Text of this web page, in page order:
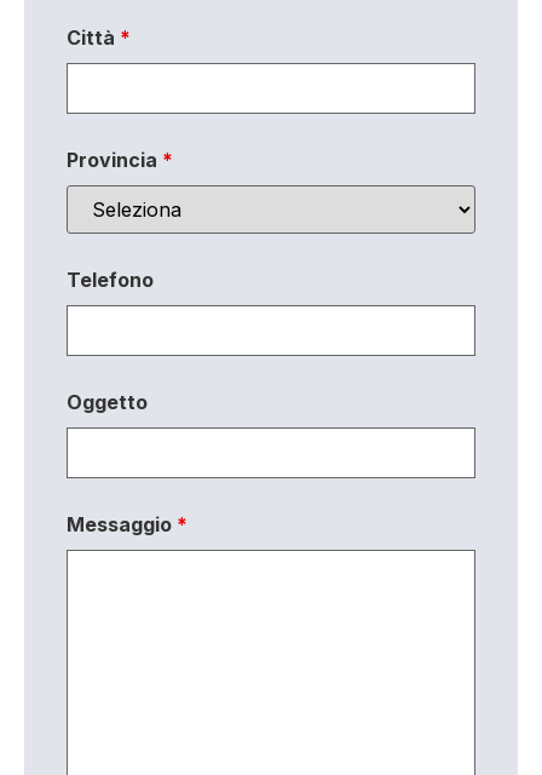
Città *
Provincia *
Telefono
Oggetto
Messaggio *